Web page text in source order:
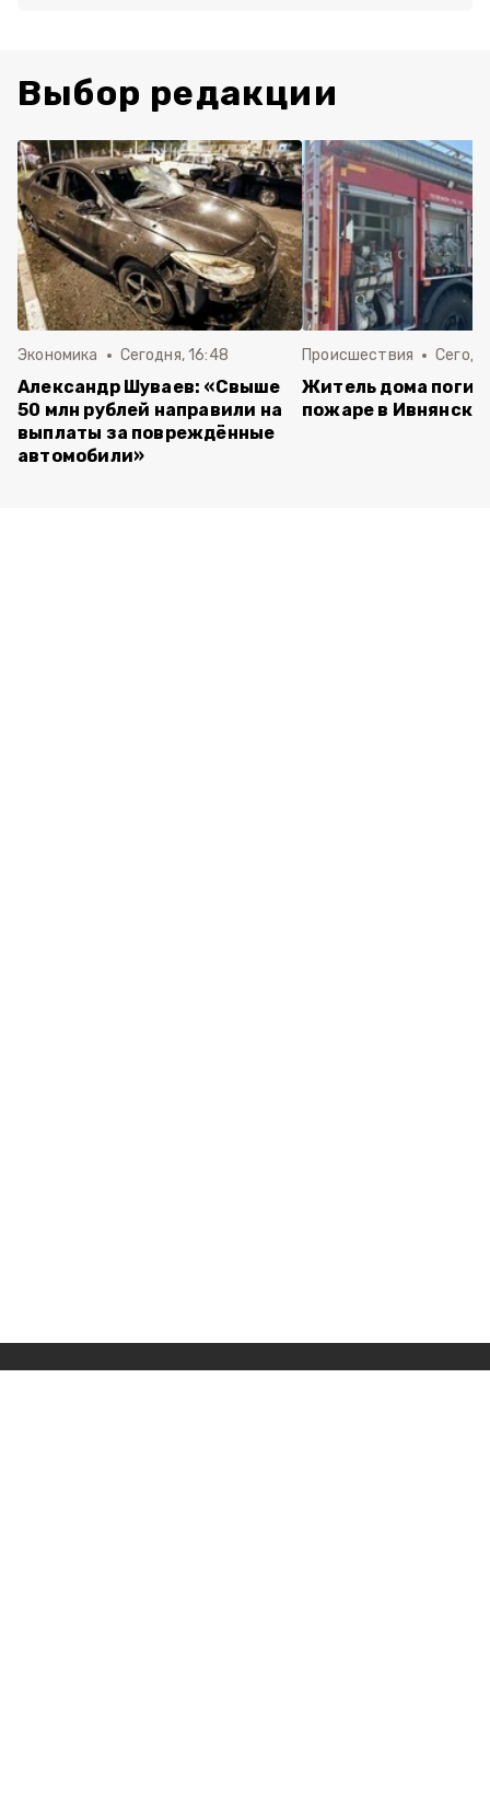
Выбор редакции
Экономика Сегодня, 16:48
Александр Шуваев: «Свыше
50 млн рублей направили на
выплаты за повреждённые
автомобили»
Происшествия
Житель дома погиб
пожаре в